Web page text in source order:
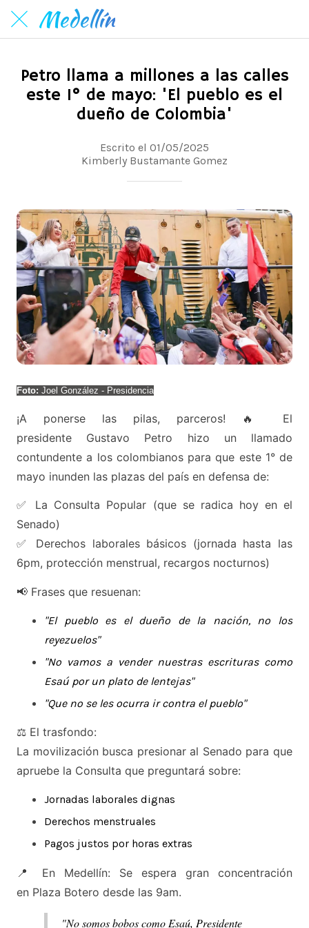
Medellín
Petro llama a millones a las calles
este 1° de mayo: 'El pueblo es el
dueño de Colombia'
Escrito el 01/05/2025
Kimberly Bustamante Gomez
Foto: Joel González - Presidencia
¡A ponerse las pilas, parceros! 🔥 El
presidente Gustavo Petro hizo un llamado
contundente a los colombianos para que este 1° de
mayo inunden las plazas del país en defensa de:
✅ La Consulta Popular (que se radica hoy en el
Senado)
✅ Derechos laborales básicos (jornada hasta las
6pm, protección menstrual, recargos nocturnos)
📢 Frases que resuenan:
"El pueblo es el dueño de la nación, no los
reyezuelos"
"No vamos a vender nuestras escrituras como
Esaú por un plato de lentejas"
"Que no se les ocurra ir contra el pueblo"
⚖️ El trasfondo:
La movilización busca presionar al Senado para que
apruebe la Consulta que preguntará sobre:
Jornadas laborales dignas
Derechos menstruales
Pagos justos por horas extras
📍 En Medellín: Se espera gran concentración
en Plaza Botero desde las 9am.
"No somos bobos como Esaú, Presidente